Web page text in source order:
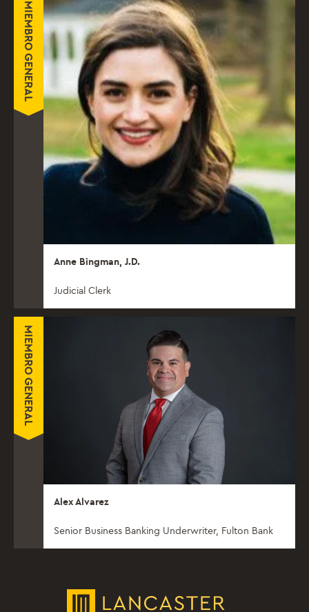
MIEMBRO GENERAL
Anne Bingman, J.D.
Judicial Clerk
MIEMBRO GENERAL
Alex Alvarez
Senior Business Banking Underwriter, Fulton Bank